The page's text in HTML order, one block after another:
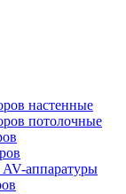
настенные
потолочные
аппаратуры